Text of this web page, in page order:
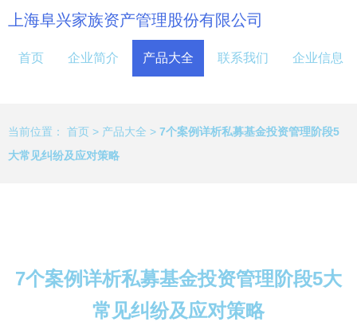
上海阜兴家族资产管理股份有限公司
首页 企业简介 产品大全 联系我们 企业信息
当前位置： 首页 > 产品大全 > 7个案例详析私募基金投资管理阶段5
大常见纠纷及应对策略
7个案例详析私募基金投资管理阶段5大
常见纠纷及应对策略